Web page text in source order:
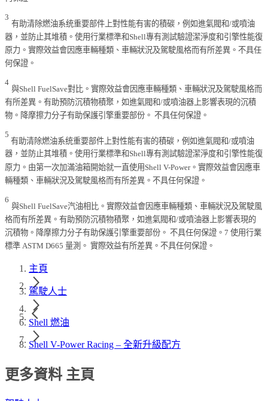
3
有助清除燃油系统重要部件上對性能有害的積碳，例如進氣閥和/或噴油
器，並防止其堆積。使用行業標準和Shell專有測試驗證潔淨度和引擎性能復
原力。實際效益會因應車輛種類、車輛狀況及駕駛風格而有所差異。不具任
何保證。
4
與Shell FuelSave對比。實際效益會因應車輛種類、車輛狀況及駕駛風格而
有所差異。有助預防沉積物積聚，如進氣閥和/或噴油器上影響表現的沉積
物。降摩擦力分子有助保護引擎重要部份。 不具任何保證。
5
有助清除燃油系统重要部件上對性能有害的積碳，例如進氣閥和/或噴油
器，並防止其堆積。使用行業標準和Shell專有測試驗證潔淨度和引擎性能復
原力。由第一次加滿油箱開始就一直使用Shell V-Power。實際效益會因應車
輛種類、車輛狀況及駕駛風格而有所差異。不具任何保證。
6
與Shell FuelSave汽油相比。實際效益會因應車輛種類、車輛狀況及駕駛風
格而有所差異。有助預防沉積物積聚，如進氣閥和/或噴油器上影響表現的
沉積物。降摩擦力分子有助保護引擎重要部份。 不具任何保證。7 使用行業
標準 ASTM D665 量測。 實際效益有所差異。不具任何保證。
主頁
駕駛人士
Shell 燃油
Shell V-Power Racing – 全新升級配方​
更多資料 主頁